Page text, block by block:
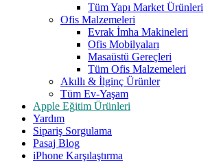
Tüm Yapı Market Ürünleri
Ofis Malzemeleri
Evrak İmha Makineleri
Ofis Mobilyaları
Masaüstü Gereçleri
Tüm Ofis Malzemeleri
Akıllı & İlginç Ürünler
Tüm Ev-Yaşam
Apple Eğitim Ürünleri
Yardım
Sipariş Sorgulama
Pasaj Blog
iPhone Karşılaştırma